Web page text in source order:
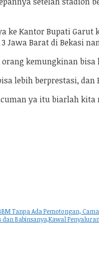
Kantor Bupati
Jawa Barat di Bekasi
kemungkinan
lebih berprestasi,
ya itu biarlah
Tanpa Ada Pemotongan,
Babinsanya,Kawal Penyaluran